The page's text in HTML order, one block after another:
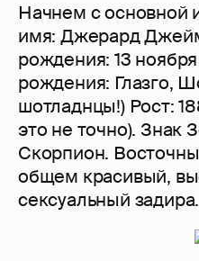
Начнем с основной
имя: Джерард
рождения: 13
рождения: Глазго,
шотладнцы!) Рост:
это не точно). Знак
Скорпион.
общем красивый,
сексуальный задира.